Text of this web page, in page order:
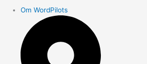
Om WordPilots